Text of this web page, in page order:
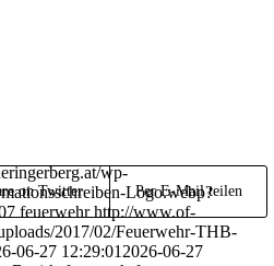
on Twitter Per E-Mail teilen
wp-
Logo.webp?
feuerwehr http://www.of-
2017/02/Feuerwehr-THB-
06-27 12:29:01 2026-06-27